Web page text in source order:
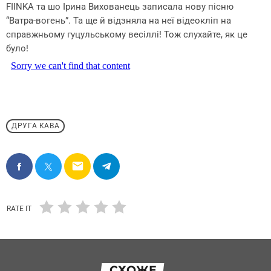
FIINKA та шо Ірина Вихованець записала нову пісню
“Ватра-вогень”. Та ще й відзняла на неї відеокліп на
справжньому гуцульському весіллі! Тож слухайте, як це
було!
ДРУГА КАВА
email
RATE IT